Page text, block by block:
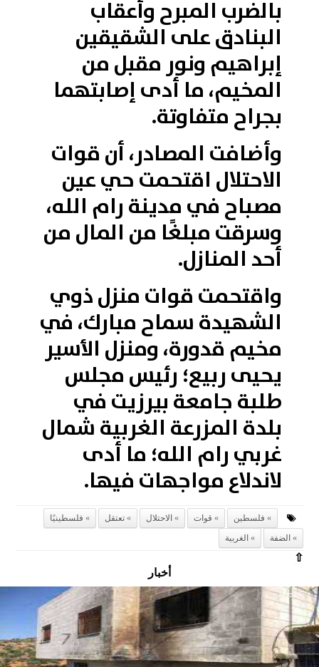
بالضرب المبرح وأعقاب
البنادق على الشقيقين
إبراهيم ونور مقبل من
المخيم، ما أدى إصابتهما
بجراح متفاوتة.
وأضافت المصادر، أن قوات
الاحتلال اقتحمت حي عين
مصباح في مدينة رام الله،
وسرقت مبلغًا من المال من
أحد المنازل.
واقتحمت قوات منزل ذوي
الشهيدة سماح مبارك، في
مخيم قدورة، ومنزل الأسير
يحيى ربيع؛ رئيس مجلس
طلبة جامعة بيرزيت في
بلدة المزرعة الغربية شمال
غربي رام الله؛ ما أدى
لاندلاع مواجهات فيها.
فلسطين قوات الاحتلال تعتقل
فلسطينيًا
الضفة
الغربية
⇧
أخبار